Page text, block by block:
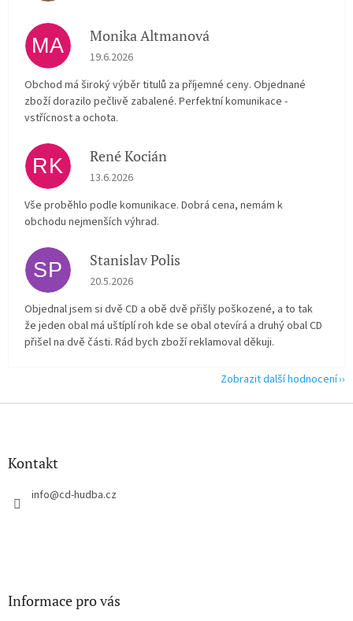
MA Monika Altmanová
Hodnocení obchodu je 5 z 5 hvězdiček.
19.6.2026
Obchod má široký výběr titulů za příjemné ceny. Objednané
zboží dorazilo pečlivě zabalené. Perfektní komunikace -
vstřícnost a ochota.
RK René Kocián
Hodnocení obchodu je 5 z 5 hvězdiček.
13.6.2026
Vše proběhlo podle komunikace. Dobrá cena, nemám k
obchodu nejmenších výhrad.
SP Stanislav Polis
Hodnocení obchodu je 2 z 5 hvězdiček.
20.5.2026
Objednal jsem si dvě CD a obě dvě přišly poškozené, a to tak
že jeden obal má uštíplí roh kde se obal otevírá a druhý obal CD
přišel na dvě části. Rád bych zboží reklamoval děkuji.
Zobrazit další hodnocení
Z
Kontakt
info@cd-hudba.cz
Informace pro vás